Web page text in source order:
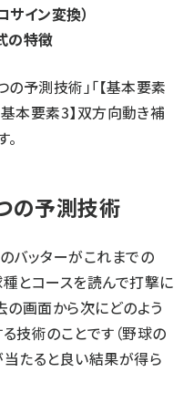
サイン変換）
の特徴
の予測技術」「【基本要素
基本要素3】双方向動き補
の予測技術
バッターがこれまでの
とコースを読んで打撃に
の画面から次にどのよう
技術のことです（野球の
たると良い結果が得ら